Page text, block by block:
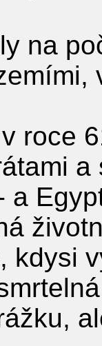
na
roce
a
kdysi